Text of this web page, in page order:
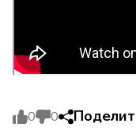
0 0